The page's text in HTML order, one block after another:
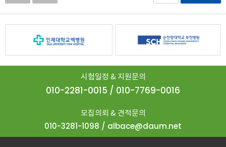
시험일정 & 지원문의
010-2281-0015 / 010-7769-0016
모집의뢰 & 견적문의
010-3281-1098 / albace@daum.net